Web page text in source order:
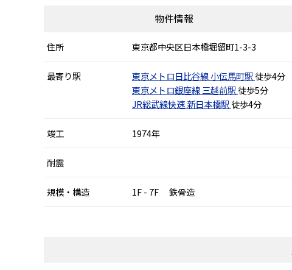
物件情報
住所 東京都中央区日本橋堀留町1-3-3
最寄り駅 東京メトロ日比谷線小伝馬町駅 徒歩4分
東京メトロ銀座線三越前駅 徒歩5分
JR総武線快速新日本橋駅 徒歩4分
竣工 1974年
耐震
規模・構造 1F - 7F 鉄骨造